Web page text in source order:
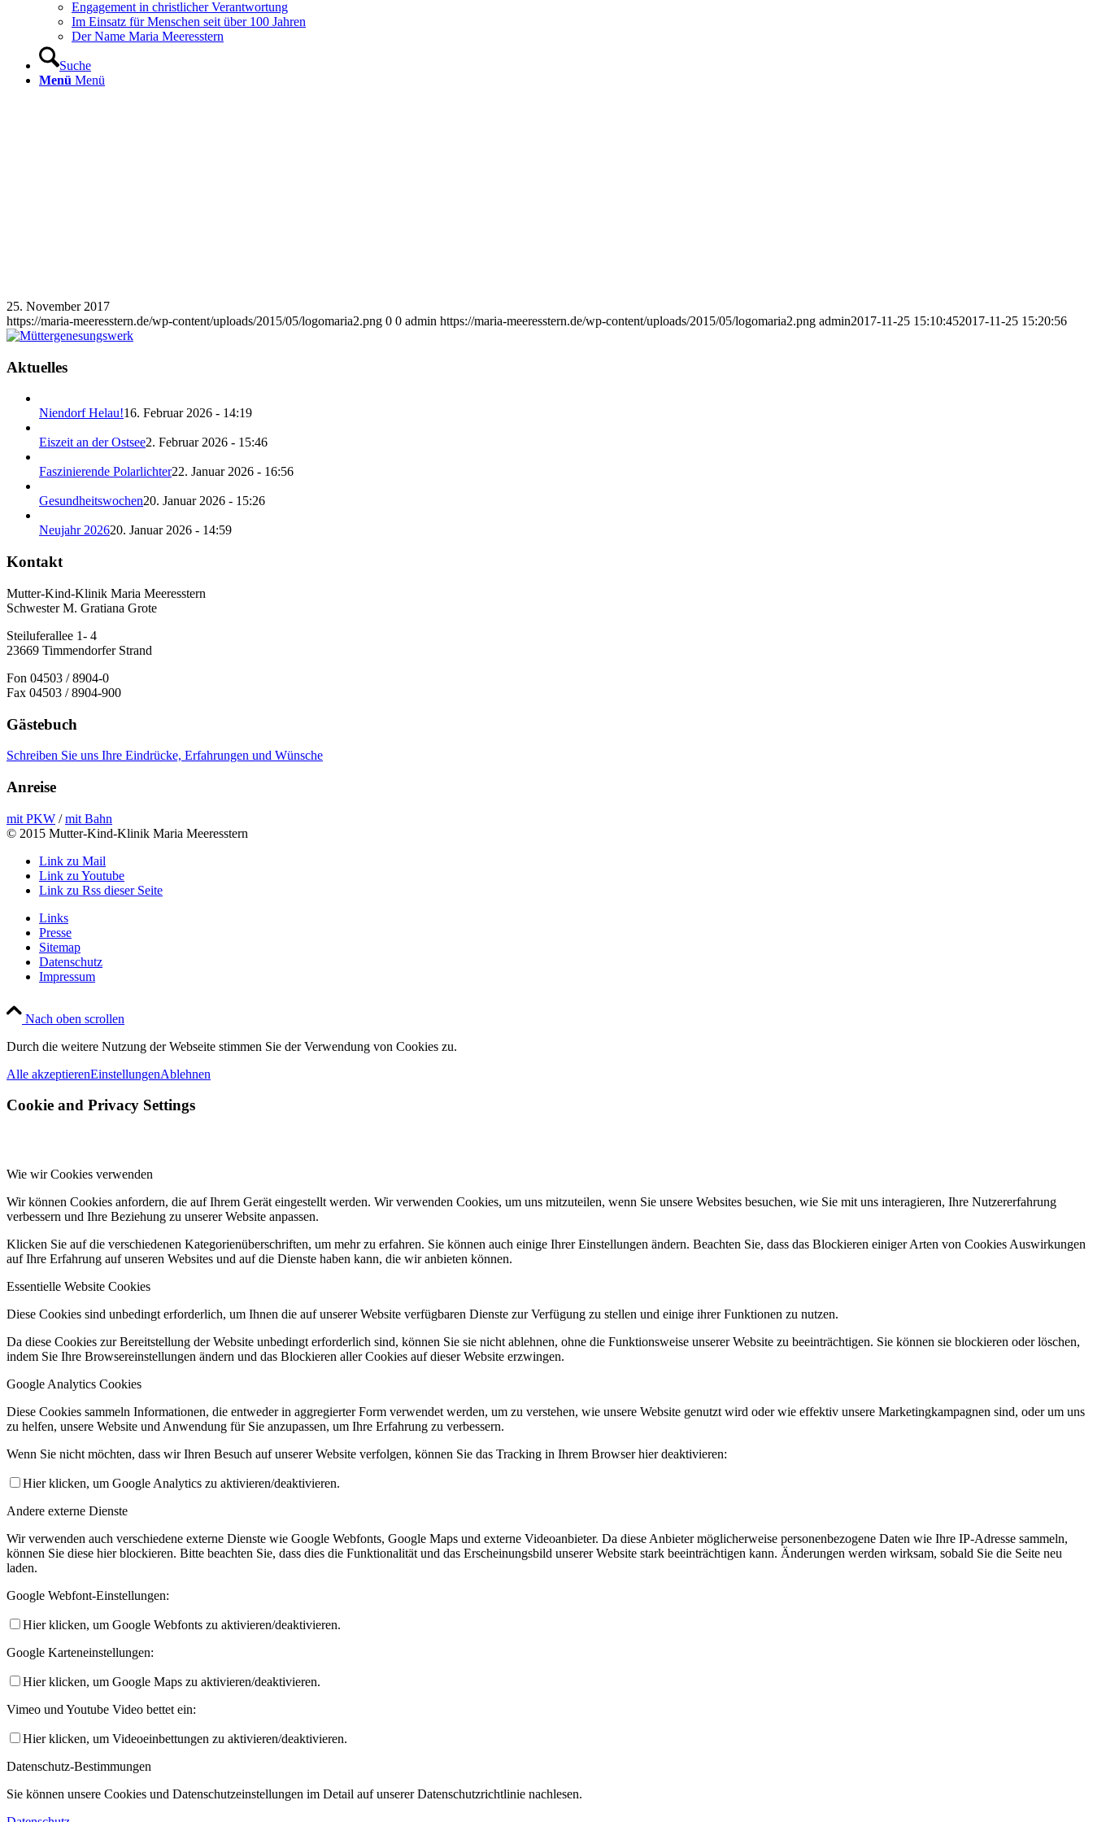
Engagement in christlicher Verantwortung
Im Einsatz für Menschen seit über 100 Jahren
Der Name Maria Meeresstern
Suche
Menü Menü
25. November 2017
https://maria-meeresstern.de/wp-content/uploads/2015/05/logomaria2.png 0 0 admin https://maria-meeresstern.de/wp-content/uploads/2015/05/logomaria2.png admin2017-11-25 15:10:452017-11-25 15:20:56
Aktuelles
Niendorf Helau!16. Februar 2026 - 14:19
Eiszeit an der Ostsee2. Februar 2026 - 15:46
Faszinierende Polarlichter22. Januar 2026 - 16:56
Gesundheitswochen20. Januar 2026 - 15:26
Neujahr 202620. Januar 2026 - 14:59
Kontakt
Mutter-Kind-Klinik Maria Meeresstern
Schwester M. Gratiana Grote
Steiluferallee 1- 4
23669 Timmendorfer Strand
Fon 04503 / 8904-0
Fax 04503 / 8904-900
Gästebuch
Schreiben Sie uns Ihre Eindrücke, Erfahrungen und Wünsche
Anreise
mit PKW /mit Bahn
© 2015 Mutter-Kind-Klinik Maria Meeresstern
Link zu Mail
Link zu Youtube
Link zu Rss dieser Seite
Links
Presse
Sitemap
Datenschutz
Impressum
Nach oben scrollen
Durch die weitere Nutzung der Webseite stimmen Sie der Verwendung von Cookies zu.
Alle akzeptierenEinstellungenAblehnen
Cookie and Privacy Settings
Wie wir Cookies verwenden
Wir können Cookies anfordern, die auf Ihrem Gerät eingestellt werden. Wir verwenden Cookies, um uns mitzuteilen, wenn Sie unsere Websites besuchen, wie Sie mit uns interagieren, Ihre Nutzererfahrung
verbessern und Ihre Beziehung zu unserer Website anpassen.
Klicken Sie auf die verschiedenen Kategorienüberschriften, um mehr zu erfahren. Sie können auch einige Ihrer Einstellungen ändern. Beachten Sie, dass das Blockieren einiger Arten von Cookies Auswirkungen
auf Ihre Erfahrung auf unseren Websites und auf die Dienste haben kann, die wir anbieten können.
Essentielle Website Cookies
Diese Cookies sind unbedingt erforderlich, um Ihnen die auf unserer Website verfügbaren Dienste zur Verfügung zu stellen und einige ihrer Funktionen zu nutzen.
Da diese Cookies zur Bereitstellung der Website unbedingt erforderlich sind, können Sie sie nicht ablehnen, ohne die Funktionsweise unserer Website zu beeinträchtigen. Sie können sie blockieren oder löschen,
indem Sie Ihre Browsereinstellungen ändern und das Blockieren aller Cookies auf dieser Website erzwingen.
Google Analytics Cookies
Diese Cookies sammeln Informationen, die entweder in aggregierter Form verwendet werden, um zu verstehen, wie unsere Website genutzt wird oder wie effektiv unsere Marketingkampagnen sind, oder um uns
zu helfen, unsere Website und Anwendung für Sie anzupassen, um Ihre Erfahrung zu verbessern.
Wenn Sie nicht möchten, dass wir Ihren Besuch auf unserer Website verfolgen, können Sie das Tracking in Ihrem Browser hier deaktivieren:
Hier klicken, um Google Analytics zu aktivieren/deaktivieren.
Andere externe Dienste
Wir verwenden auch verschiedene externe Dienste wie Google Webfonts, Google Maps und externe Videoanbieter. Da diese Anbieter möglicherweise personenbezogene Daten wie Ihre IP-Adresse sammeln,
können Sie diese hier blockieren. Bitte beachten Sie, dass dies die Funktionalität und das Erscheinungsbild unserer Website stark beeinträchtigen kann. Änderungen werden wirksam, sobald Sie die Seite neu
laden.
Google Webfont-Einstellungen:
Hier klicken, um Google Webfonts zu aktivieren/deaktivieren.
Google Karteneinstellungen:
Hier klicken, um Google Maps zu aktivieren/deaktivieren.
Vimeo und Youtube Video bettet ein:
Hier klicken, um Videoeinbettungen zu aktivieren/deaktivieren.
Datenschutz-Bestimmungen
Sie können unsere Cookies und Datenschutzeinstellungen im Detail auf unserer Datenschutzrichtlinie nachlesen.